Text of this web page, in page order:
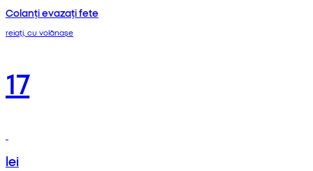
Colanți evazați fete
reiați, cu volănașe
17
lei